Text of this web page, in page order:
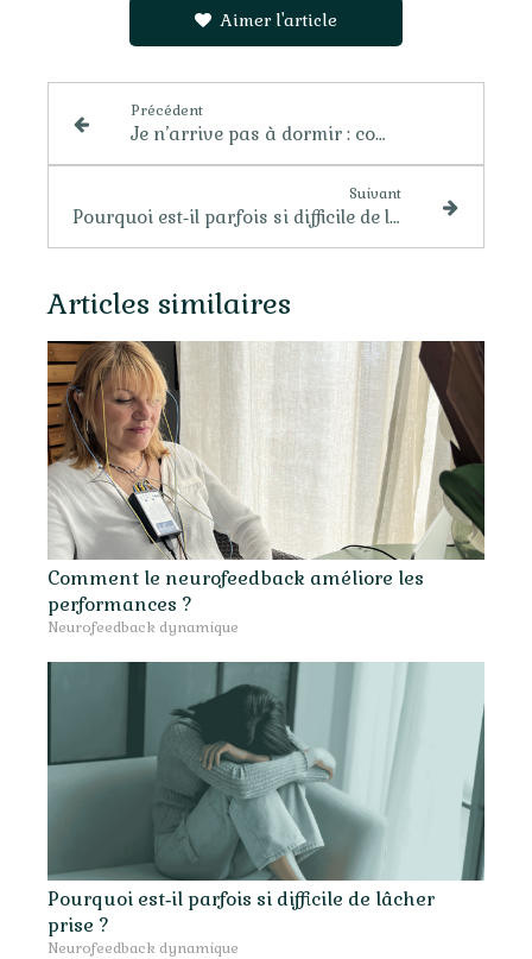
Aimer l'article
Précédent
Je n’arrive pas à dormir : comment apaiser l’insomnie grâce à la kinésiologie
Suivant
Pourquoi est‑il parfois si difficile de lâcher prise ?
Articles similaires
Comment le neurofeedback améliore les
performances ?
Neurofeedback dynamique
Pourquoi est‑il parfois si difficile de lâcher
prise ?
Neurofeedback dynamique